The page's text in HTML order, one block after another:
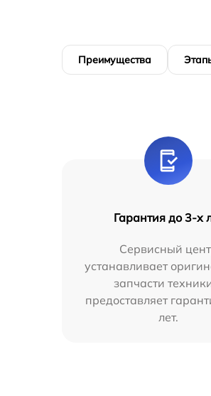
Преимущества
Гарантия до 3-х
Сервисный
устанавливает
запчасти
предоставляет
лет.